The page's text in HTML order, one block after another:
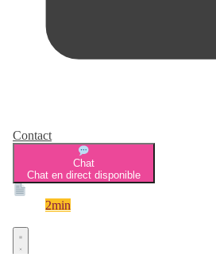
Contact
Chat
Chat en direct disponible
2min